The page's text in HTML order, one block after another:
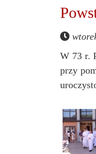
W 73 r.
przy